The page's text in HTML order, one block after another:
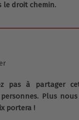
le droit chemin.
pas à partager
Plus
portera !